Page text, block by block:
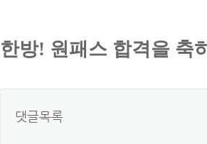
한방! 원패스 합격을 축
댓글목록